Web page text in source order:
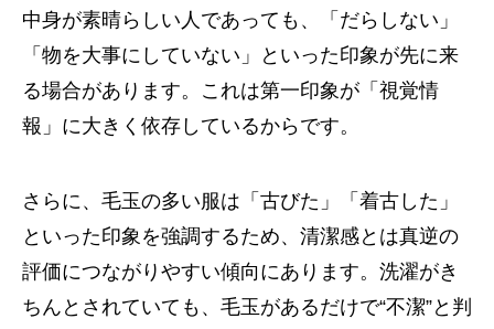
中身が素晴らしい人であっても、「だらしない」
「物を大事にしていない」といった印象が先に来
る場合があります。これは第一印象が「視覚情
報」に大きく依存しているからです。
さらに、毛玉の多い服は「古びた」「着古した」
といった印象を強調するため、清潔感とは真逆の
評価につながりやすい傾向にあります。洗濯がき
ちんとされていても、毛玉があるだけで“不潔”と判